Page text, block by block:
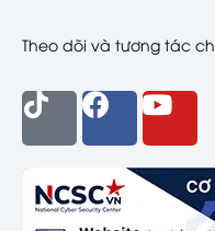
Theo dõi và tương tác